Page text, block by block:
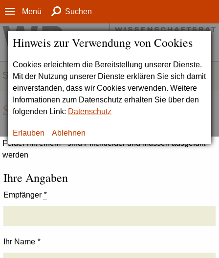
Hinweis zur Verwendung von Cookies
Cookies erleichtern die Bereitstellung unserer Dienste.
Mit der Nutzung unserer Dienste erklären Sie sich damit
einverstanden, dass wir Cookies verwenden. Weitere
Informationen zum Datenschutz erhalten Sie über den
folgenden Link: Datenschutz
Erlauben Ablehnen
Menü Suchen
SERVICE
Seite empfehlen
Felder mit einem * sind Pflichtfelder und müssen ausgefüllt
werden
Ihre Angaben
Empfänger *
Ihr Name *